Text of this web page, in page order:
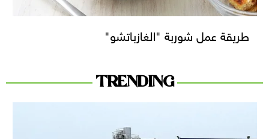
طريقة عمل شوربة "الغازباتشو"
TRENDING